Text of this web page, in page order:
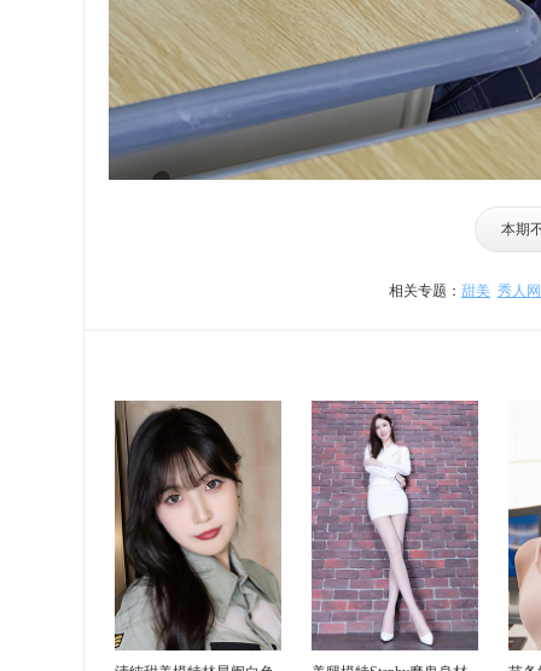
本期
相关专题： 甜美 秀人网